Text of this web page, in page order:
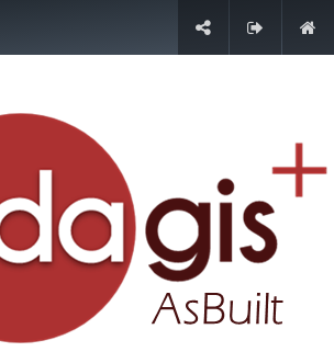
+90 (212) 276 0 444
ulaşın